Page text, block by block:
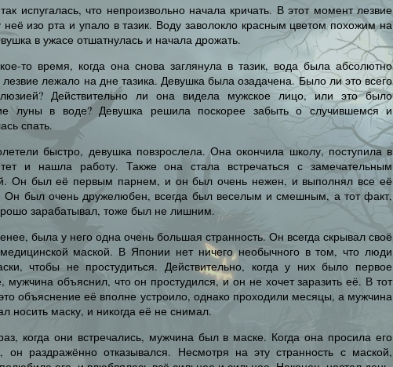
испугалась, что непроизвольно начала кричать. В этот момент лезвие
неё изо рта и упало в тазик. Воду заволокло красным цветом похожим на
в ужасе отшатнулась и начала дрожать.
то время, когда она снова заглянула в тазик, вода была абсолютно
лезвие лежало на дне тазика. Девушка была озадачена. Было ли это всего
Действительно ли она видела мужское лицо, или это было
луны в воде? Девушка решила поскорее забыть о случившемся и
спать.
быстро, девушка повзрослела. Она окончила школу, поступила в
и нашла работу. Также она стала встречаться с замечательным
Он был её первым парнем, и он был очень нежен, и выполнял все её
Он был очень дружелюбен, всегда был веселым и смешным, а тот факт,
зарабатывал, тоже был не лишним.
была у него одна очень большая странность. Он всегда скрывал своё
маской. В Японии нет ничего необычного в том, что люди
чтобы не простудиться. Действительно, когда у них было первое
мужчина объяснил, что он простудился, и он не хочет заразить её. В тот
объяснение её вполне устроило, однако проходили месяцы, а мужчина
носить маску, и никогда её не снимал.
когда они встречались, мужчина был в маске. Когда она просила его
он раздражённо отказывался. Несмотря на эту странность с маской,